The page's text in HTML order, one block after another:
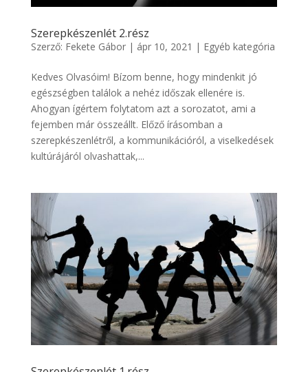
Szerepkészenlét 2.rész
Szerző: Fekete Gábor| ápr 10, 2021 | Egyéb kategória
Kedves Olvasóim! Bízom benne, hogy mindenkit jó
egészségben találok a nehéz időszak ellenére is.
Ahogyan ígértem folytatom azt a sorozatot, ami a
fejemben már összeállt. Előző írásomban a
szerepkészenlétről, a kommunikációról, a viselkedések
kultúrájáról olvashattak,...